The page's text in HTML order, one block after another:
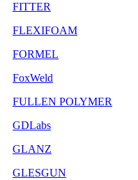
FITTER
FLEXIFOAM
FORMEL
FoxWeld
FULLEN POLYMER
GDLabs
GLANZ
GLESGUN